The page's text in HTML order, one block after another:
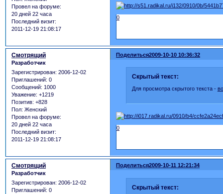
Провел на форуме:
20 дней 22 часа
Последний визит:
2011-12-19 21:08:17
0
Поделиться2009-10-10 10:36:32
Смотрящий
Разработчик
Зарегистрирован: 2006-12-02
Приглашений: 0
Сообщений: 1000
Уважение: +1219
Позитив: +828
Пол: Женский
Провел на форуме:
20 дней 22 часа
Последний визит:
2011-12-19 21:08:17
Скрытый текст:
Для просмотра скрытого текста -
0
Поделиться2009-10-11 12:21:34
Смотрящий
Разработчик
Зарегистрирован: 2006-12-02
Приглашений: 0
Скрытый текст: